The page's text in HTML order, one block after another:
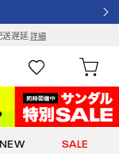
送遅延詳細
NEW SALE